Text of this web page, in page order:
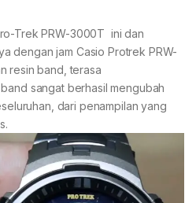
Trek PRW-3000T ini dan
dengan jam Casio Protrek PRW-
resin band, terasa
sangat berhasil mengubah
dari penampilan yang